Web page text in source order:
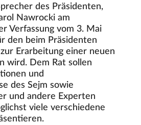
des Präsidenten,
Nawrocki am
Verfassung vom 3. Mai
den beim Präsidenten
Erarbeitung einer neuen
wird. Dem Rat sollen
und
des Sejm sowie
und andere Experten
viele verschiedene